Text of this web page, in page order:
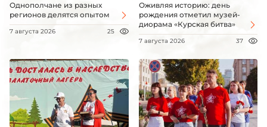
Однополчане из разных
регионов делятся опытом
7 августа 2026 25
Оживляя историю: день
рождения отметил музей-
диорама «Курская битва»
7 августа 2026 37